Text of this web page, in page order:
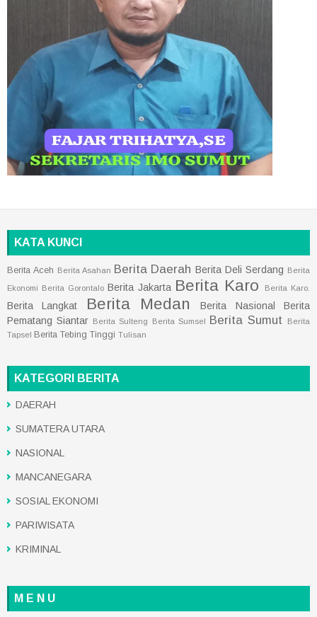
KATA KUNCI
Berita Aceh Berita Asahan Berita Daerah Berita Deli Serdang Berita
Ekonomi Berita Gorontalo Berita Jakarta Berita Karo Berita Karo.
Berita Langkat Berita Medan Berita Nasional
Berita
Pematang Siantar Berita Sulteng Berita Sumsel Berita Sumut
Berita
Tapsel Berita Tebing Tinggi Tulisan
KATEGORI BERITA
DAERAH
SUMATERA UTARA
NASIONAL
MANCANEGARA
SOSIAL EKONOMI
PARIWISATA
KRIMINAL
M E N U